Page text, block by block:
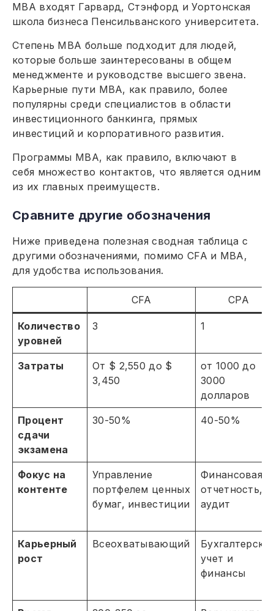
MBA входят Гарвард, Стэнфорд и Уортонская
школа бизнеса Пенсильванского университета.
Степень MBA больше подходит для людей,
которые больше заинтересованы в общем
менеджменте и руководстве высшего звена.
Карьерные пути MBA, как правило, более
популярны среди специалистов в области
инвестиционного банкинга, прямых
инвестиций и корпоративного развития.
Программы MBA, как правило, включают в
себя множество контактов, что является одним
из их главных преимуществ.
Сравните другие обозначения
Ниже приведена полезная сводная таблица с
другими обозначениями, помимо CFA и MBA,
для удобства использования.
CFA CPA
Количество
уровней
3 1
Затраты
От $ 2,550 до $
3,450
от 1000 до
3000
долларов
Процент
сдачи
экзамена
30-50% 40-50%
Фокус на
контенте
Управление
портфелем ценных
бумаг, инвестиции
Финансовая
отчетность,
аудит
Карьерный
рост
Всеохватывающий
учет и
финансы